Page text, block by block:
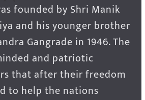
founded by Shri Manik
and his younger brother
Gangrade in 1946. The
and patriotic
that after their freedom
to help the nations